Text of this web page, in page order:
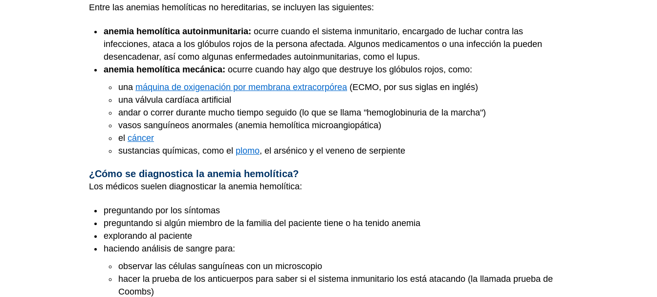
Entre las anemias hemolíticas no hereditarias, se incluyen las siguientes:
anemia hemolítica autoinmunitaria: ocurre cuando el sistema inmunitario, encargado de luchar contra las
infecciones, ataca a los glóbulos rojos de la persona afectada. Algunos medicamentos o una infección la pueden
desencadenar, así como algunas enfermedades autoinmunitarias, como el lupus.
anemia hemolítica mecánica: ocurre cuando hay algo que destruye los glóbulos rojos, como:
una máquina de oxigenación por membrana extracorpórea (ECMO, por sus siglas en inglés)
una válvula cardíaca artificial
andar o correr durante mucho tiempo seguido (lo que se llama "hemoglobinuria de la marcha")
vasos sanguíneos anormales (anemia hemolítica microangiopática)
el cáncer
sustancias químicas, como el plomo, el arsénico y el veneno de serpiente
¿Cómo se diagnostica la anemia hemolítica?
Los médicos suelen diagnosticar la anemia hemolítica:
preguntando por los síntomas
preguntando si algún miembro de la familia del paciente tiene o ha tenido anemia
explorando al paciente
haciendo análisis de sangre para:
observar las células sanguíneas con un microscopio
hacer la prueba de los anticuerpos para saber si el sistema inmunitario los está atacando (la llamada prueba de
Coombs)